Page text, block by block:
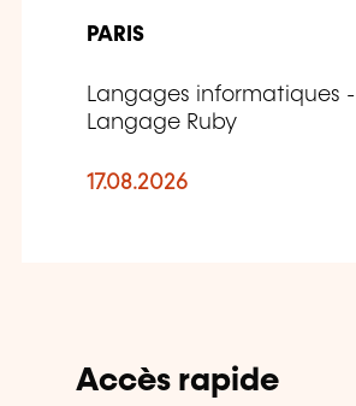
PARIS
Langages informatiques -
Langage Ruby
17.08.2026
Accès rapide